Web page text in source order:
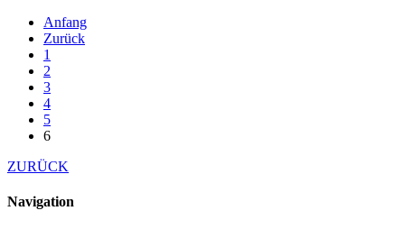
Anfang
Zurück
1
2
3
4
5
6
ZURÜCK
Navigation